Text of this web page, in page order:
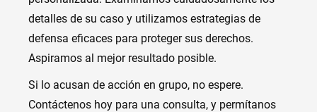
detalles de su caso y utilizamos estrategias de
defensa eficaces para proteger sus derechos.
Aspiramos al mejor resultado posible.
Si lo acusan de acción en grupo, no espere.
Contáctenos hoy para una consulta, y permítanos